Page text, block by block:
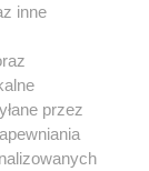
inne
przez